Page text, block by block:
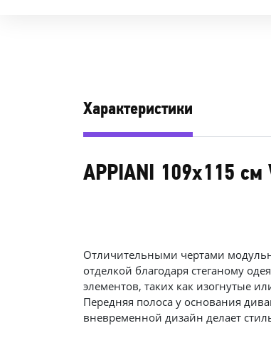
Характеристики
APPIANI 109х115
Отличительными чертами
отделкой благодаря стеганому
элементов, таких как изогнутые
Передняя полоса у основания
вневременной дизайн делает